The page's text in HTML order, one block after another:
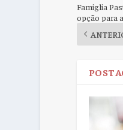
Famiglia
opção para